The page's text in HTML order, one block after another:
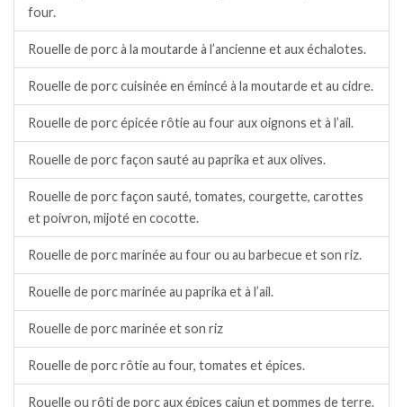
four.
Rouelle de porc à la moutarde à l’ancienne et aux échalotes.
Rouelle de porc cuisinée en émincé à la moutarde et au cidre.
Rouelle de porc épicée rôtie au four aux oignons et à l’ail.
Rouelle de porc façon sauté au paprika et aux olives.
Rouelle de porc façon sauté, tomates, courgette, carottes
et poivron, mijoté en cocotte.
Rouelle de porc marinée au four ou au barbecue et son riz.
Rouelle de porc marinée au paprika et à l’ail.
Rouelle de porc marinée et son riz
Rouelle de porc rôtie au four, tomates et épices.
Rouelle ou rôti de porc aux épices cajun et pommes de terre.